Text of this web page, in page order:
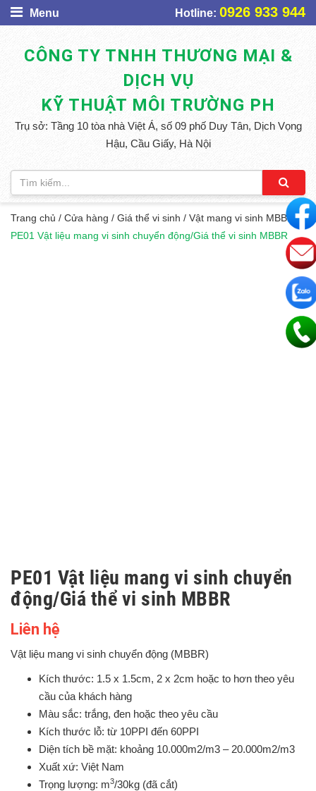
Menu Hotline: 0926 933 944
CÔNG TY TNHH THƯƠNG MẠI &
DỊCH VỤ
KỸ THUẬT MÔI TRƯỜNG PH
Trụ sở: Tầng 10 tòa nhà Việt Á, số 09 phố Duy Tân, Dịch Vọng
Hậu, Cầu Giấy, Hà Nội
Trang chủ / Cửa hàng / Giá thể vi sinh / Vật mang vi sinh MBBR /
PE01 Vật liệu mang vi sinh chuyển động/Giá thể vi sinh MBBR
PE01 Vật liệu mang vi sinh chuyển
động/Giá thể vi sinh MBBR
Liên hệ
Vật liệu mang vi sinh chuyển động (MBBR)
Kích thước: 1.5 x 1.5cm, 2 x 2cm hoặc to hơn theo yêu
cầu của khách hàng
Màu sắc: trắng, đen hoặc theo yêu cầu
Kích thước lỗ: từ 10PPI đến 60PPI
Diện tích bề mặt: khoảng 10.000m2/m3 – 20.000m2/m3
Xuất xứ: Việt Nam
Trọng lượng: m3/30kg (đã cắt)